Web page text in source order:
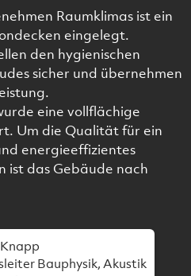
Raumklimas ist ein
eingelegt.
den hygienischen
sicher und übernehmen
eine vollflächige
Um die Qualität für ein
energieeffizientes
ist das Gebäude nach
Bauphysik, Akustik